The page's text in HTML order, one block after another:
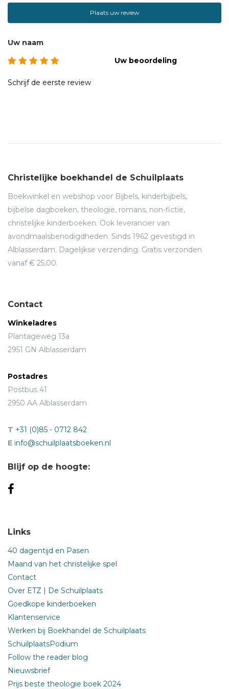
Plaats uw review
Uw naam
Uw beoordeling
Schrijf de eerste review
Christelijke boekhandel de Schuilplaats
Boekwinkel en webshop voor Bijbels, kinderbijbels,
bijbelse dagboeken, theologie, romans, non-fictie,
christelijke kinderboeken. Ook leverancier van
avondmaalsbenodigdheden. Sinds 1962 gevestigd in
Alblasserdam. Dagelijkse verzending. Gratis verzonden
vanaf € 25,00.
Contact
Winkeladres
Plantageweg 13a
2951 GN Alblasserdam
Postadres
Postbus 41
2950 AA Alblasserdam
T +31 (0)85 - 0712 842
E info@schuilplaatsboeken.nl
Blijf op de hoogte:
Links
40 dagentijd en Pasen
Maand van het christelijke spel
Contact
Over ETZ | De Schuilplaats
Goedkope kinderboeken
Klantenservice
Werken bij Boekhandel de Schuilplaats
SchuilplaatsPodium
Follow the reader blog
Nieuwsbrief
Prijs beste theologie boek 2024